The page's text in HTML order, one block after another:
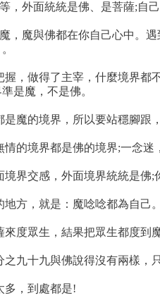
外面統統是佛、是菩薩;自己
魔與佛都在你自己心中。遇
做得了主宰，什麼境界都
是魔，不是佛。
魔的境界，所以要站穩腳跟
的境界都是佛的境界;一念迷
界交感，外面境界統統是佛;
方，就是：魔唸唸都為自己
度眾生，結果把眾生都度到
九十九與佛說得沒有兩樣，
，到處都是!